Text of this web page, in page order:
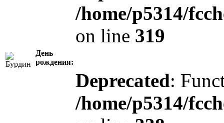
День
рождения:
/home/p5314/
on line 319
Deprecated:
/home/p5314/